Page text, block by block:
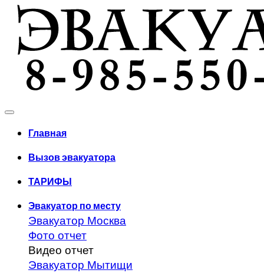
Главная
Вызов эвакуатора
ТАРИФЫ
Эвакуатор по месту
Эвакуатор Москва
Фото отчет
Видео отчет
Эвакуатор Мытищи